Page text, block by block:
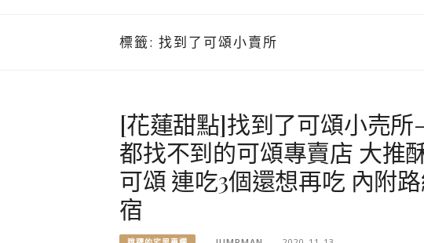
標籤: 找到了可頌小賣所
[花蓮甜點]找到了可頌小売
都找不到的可頌專賣店 大推
可頌 連吃3個還想再吃 內附
宿